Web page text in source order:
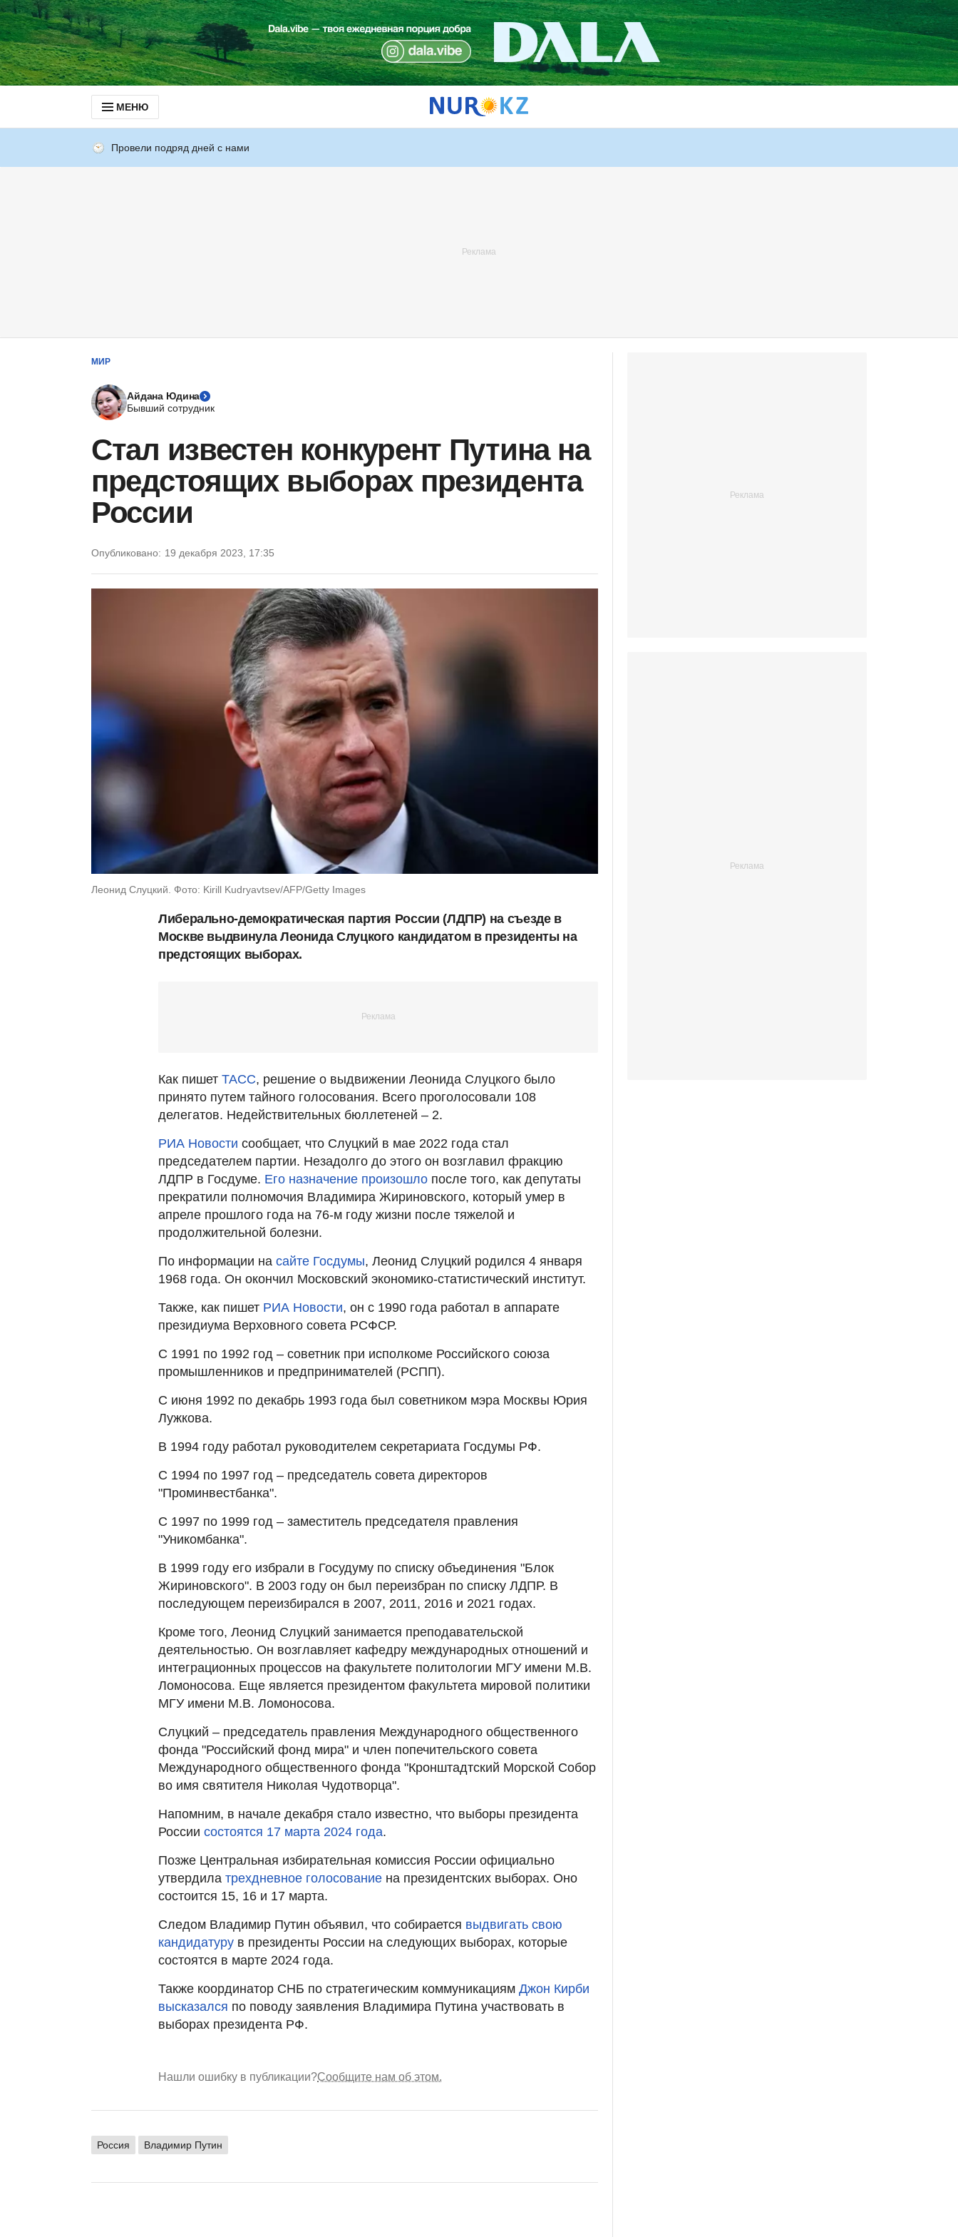
МЕНЮ
Провели подряд дней с нами
МИР
Айдана Юдина
Бывший сотрудник
Стал известен конкурент Путина на
предстоящих выборах президента
России
Опубликовано: 19 декабря 2023, 17:35
Леонид Слуцкий. Фото: Kirill Kudryavtsev/AFP/Getty Images
Либерально-демократическая партия России (ЛДПР) на съезде в
Москве выдвинула Леонида Слуцкого кандидатом в президенты на
предстоящих выборах.
Как пишет ТАСС, решение о выдвижении Леонида Слуцкого было
принято путем тайного голосования. Всего проголосовали 108
делегатов. Недействительных бюллетеней – 2.
РИА Новости сообщает, что Слуцкий в мае 2022 года стал
председателем партии. Незадолго до этого он возглавил фракцию
ЛДПР в Госдуме. Его назначение произошло после того, как депутаты
прекратили полномочия Владимира Жириновского, который умер в
апреле прошлого года на 76-м году жизни после тяжелой и
продолжительной болезни.
По информации на сайте Госдумы, Леонид Слуцкий родился 4 января
1968 года. Он окончил Московский экономико-статистический институт.
Также, как пишет РИА Новости, он с 1990 года работал в аппарате
президиума Верховного совета РСФСР.
С 1991 по 1992 год – советник при исполкоме Российского союза
промышленников и предпринимателей (РСПП).
С июня 1992 по декабрь 1993 года был советником мэра Москвы Юрия
Лужкова.
В 1994 году работал руководителем секретариата Госдумы РФ.
С 1994 по 1997 год – председатель совета директоров
"Проминвестбанка".
С 1997 по 1999 год – заместитель председателя правления
"Уникомбанка".
В 1999 году его избрали в Госудуму по списку объединения "Блок
Жириновского". В 2003 году он был переизбран по списку ЛДПР. В
последующем переизбирался в 2007, 2011, 2016 и 2021 годах.
Кроме того, Леонид Слуцкий занимается преподавательской
деятельностью. Он возглавляет кафедру международных отношений и
интеграционных процессов на факультете политологии МГУ имени М.В.
Ломоносова. Еще является президентом факультета мировой политики
МГУ имени М.В. Ломоносова.
Слуцкий – председатель правления Международного общественного
фонда "Российский фонд мира" и член попечительского совета
Международного общественного фонда "Кронштадтский Морской Собор
во имя святителя Николая Чудотворца".
Напомним, в начале декабря стало известно, что выборы президента
России состоятся 17 марта 2024 года.
Позже Центральная избирательная комиссия России официально
утвердила трехдневное голосование на президентских выборах. Оно
состоится 15, 16 и 17 марта.
Следом Владимир Путин объявил, что собирается выдвигать свою
кандидатуру в президенты России на следующих выборах, которые
состоятся в марте 2024 года.
Также координатор СНБ по стратегическим коммуникациям Джон Кирби
высказался по поводу заявления Владимира Путина участвовать в
выборах президента РФ.
Нашли ошибку в публикации?Сообщите нам об этом.
Россия Владимир Путин